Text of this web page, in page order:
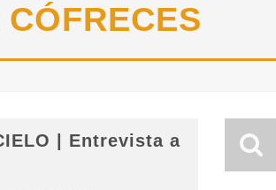
| Entrevista a